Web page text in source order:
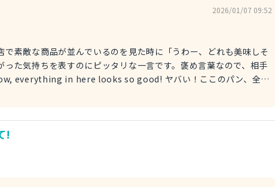
2026/01/07 09:52
素敵な商品が並んでいるのを見た時に「うわー、どれも美味しそ
た気持ちを表すのにピッタリな一言です。褒め言葉なので、相手
here looks so good, I don't
部美味しそうで、どれから選べばいいか分からない！
!